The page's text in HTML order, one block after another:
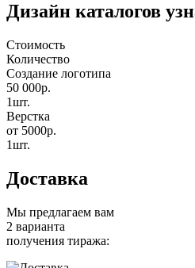
Дизайн каталогов
Стоимость
Количество
Создание логотипа
50 000р.
1шт.
Верстка
от 5000р.
1шт.
Доставка
Мы предлагаем вам
2 варианта
получения тиража: